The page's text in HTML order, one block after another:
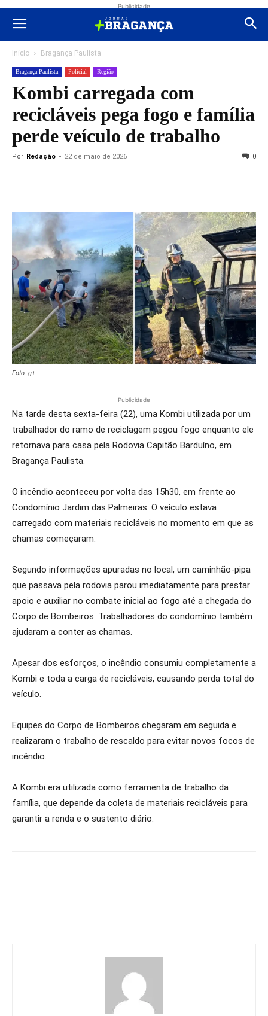
Publicidade
Início Bragança Paulista
Bragança Paulista Polícial Região
Kombi carregada com
recicláveis pega fogo e família
perde veículo de trabalho
Por Redação - 22 de maio de 2026 0
Foto: g+
Publicidade
Na tarde desta sexta-feira (22), uma Kombi utilizada por um
trabalhador do ramo de reciclagem pegou fogo enquanto ele
retornava para casa pela Rodovia Capitão Barduíno, em
Bragança Paulista.
O incêndio aconteceu por volta das 15h30, em frente ao
Condomínio Jardim das Palmeiras. O veículo estava
carregado com materiais recicláveis no momento em que as
chamas começaram.
Segundo informações apuradas no local, um caminhão-pipa
que passava pela rodovia parou imediatamente para prestar
apoio e auxiliar no combate inicial ao fogo até a chegada do
Corpo de Bombeiros. Trabalhadores do condomínio também
ajudaram a conter as chamas.
Apesar dos esforços, o incêndio consumiu completamente a
Kombi e toda a carga de recicláveis, causando perda total do
veículo.
Equipes do Corpo de Bombeiros chegaram em seguida e
realizaram o trabalho de rescaldo para evitar novos focos de
incêndio.
A Kombi era utilizada como ferramenta de trabalho da
família, que depende da coleta de materiais recicláveis para
garantir a renda e o sustento diário.